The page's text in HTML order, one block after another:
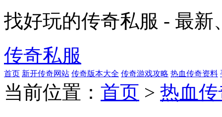
找好玩的传奇私服 - 最
传奇私服
首页 新开传奇网站 传奇版本大全 传奇游戏攻略 热血传奇资料
当前位置： 首页 > 热血